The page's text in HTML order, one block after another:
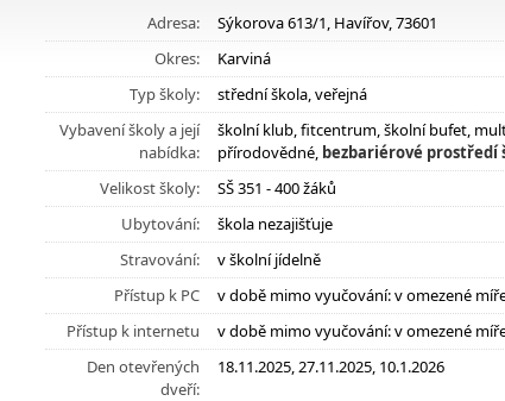
Adresa:
Sýkorova 613/1, Havířov, 73601
Okres:
Karviná
Typ školy:
střední škola, veřejná
Vybavení školy a její
nabídka:
školní klub, fitcentrum, školní bufet,
přírodovědné, bezbariérové prostředí
Velikost školy:
SŠ 351 - 400 žáků
Ubytování:
škola nezajišťuje
Stravování:
v školní jídelně
Přístup k PC
v době mimo vyučování: v omezené
Přístup k internetu
v době mimo vyučování: v omezené
Den otevřených
dveří:
18.11.2025, 27.11.2025, 10.1.2026